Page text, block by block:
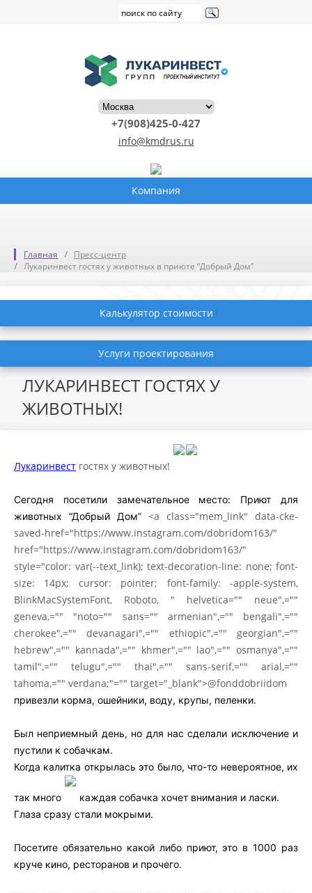
+7(908)425-0-427
info@kmdrus.ru
Компания
Главная
Пресс-центр
Лукаринвест гостях у животных в приюте “Добрый Дом”
Калькулятор стоимости
Услуги проектирования
ЛУКАРИНВЕСТ ГОСТЯХ У
ЖИВОТНЫХ!
Лукаринвест гостях у животных!
Сегодня посетили замечательное место: Приют для
животных “Добрый Дом” <a class="mem_link" data-cke-
saved-href="https://www.instagram.com/dobridom163/"
href="https://www.instagram.com/dobridom163/"
style="color: var(--text_link); text-decoration-line: none; font-
size: 14px; cursor: pointer; font-family: -apple-system,
BlinkMacSystemFont, Roboto, " helvetica="" neue",=""
geneva,="" "noto="" sans="" armenian",="" bengali",=""
cherokee",="" devanagari",="" ethiopic",="" georgian",=""
hebrew",="" kannada",="" khmer",="" lao",="" osmanya",=""
tamil",="" telugu",="" thai",="" sans-serif,="" arial,=""
tahoma,="" verdana;"="" target="_blank">@fonddobriidom
привезли корма, ошейники, воду, крупы, пеленки.
Был неприемный день, но для нас сделали исключение и
пустили к собачкам.
Когда калитка открылась это было, что-то невероятное, их
так много
каждая собачка хочет внимания и ласки.
Глаза сразу стали мокрыми.
Посетите обязательно какой либо приют, это в 1000 раз
круче кино, ресторанов и прочего.